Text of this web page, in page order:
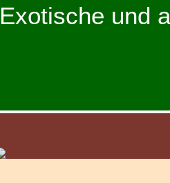
Exotische und